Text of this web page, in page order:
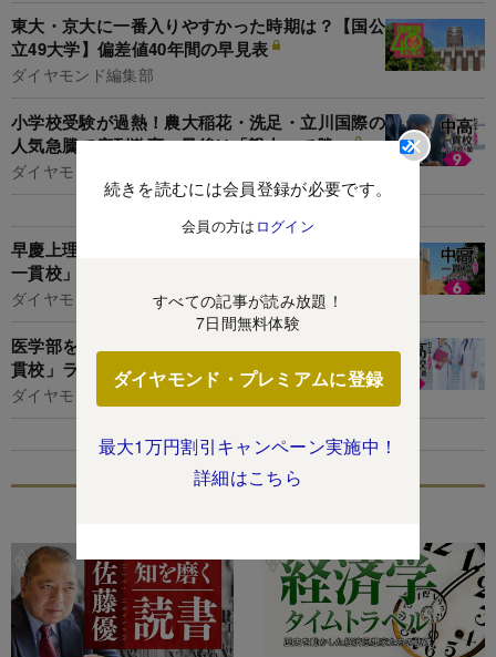
続きを読むには会員登録が必要です。
会員の方は ログイン
すべての記事が読み放題！
7日間無料体験
ダイヤモンド・プレミアムに登録
最大1万円割引キャンペーン実施中！
詳細はこちら
東大・京大に一番入りやすかった時期は？【国公
立49大学】偏差値40年間の早見表
ダイヤモンド編集部
小学校受験が過熱！農大稲花・洗足・立川国際の
人気急騰で序列激変、最後は「親力」で勝つ
ダイヤモンド編集部,篭島裕亮
早慶上理を目指せるのに入りやすい「お得な中高
一貫校」ランキング【2023入試版】
ダイヤモンド編集部
医学部を目指せるのに入りやすい「お得な中高一
貫校」ランキング【2023入試版】
ダイヤモンド編集部